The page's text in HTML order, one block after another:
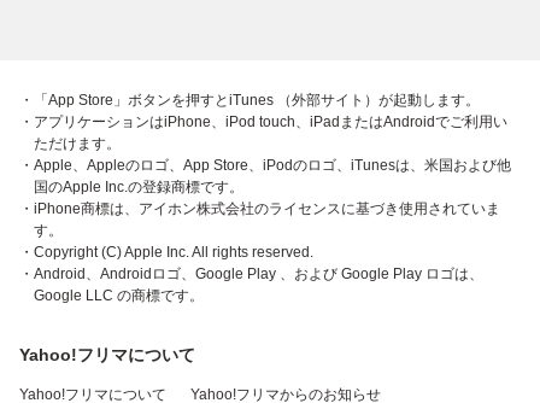
・「App Store」ボタンを押すとiTunes （外部サイト）が起動します。
・アプリケーションはiPhone、iPod touch、iPadまたはAndroidでご利用い
ただけます。
・Apple、Appleのロゴ、App Store、iPodのロゴ、iTunesは、米国および他
国のApple Inc.の登録商標です。
・iPhone商標は、アイホン株式会社のライセンスに基づき使用されていま
す。
・Copyright (C) Apple Inc. All rights reserved.
・Android、Androidロゴ、Google Play 、および Google Play ロゴは、
Google LLC の商標です。
Yahoo!フリマについて
Yahoo!フリマについて Yahoo!フリマからのお知らせ